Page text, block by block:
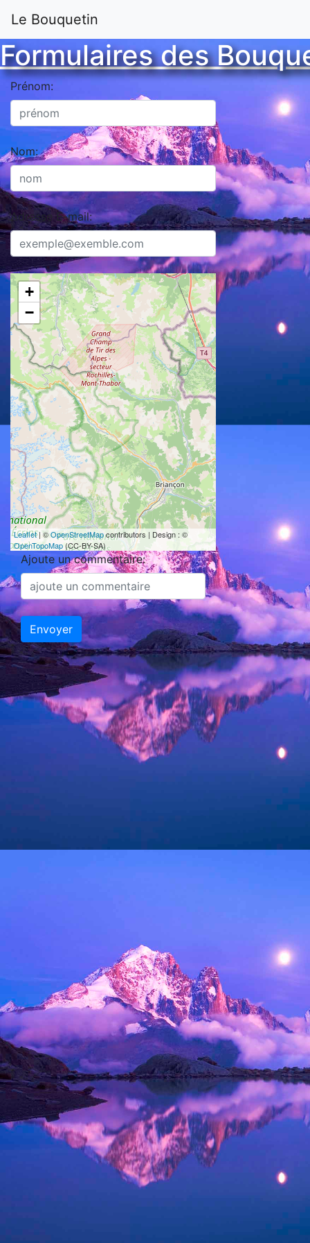
Le Bouquetin
Formulaires des
Prénom:
Nom:
Adresse E-mail:
+
−
Leaflet| ©OpenStreetMapcontributors | Design : ©
OpenTopoMap(CC-BY-SA)
Ajoute un commentaire:
Envoyer